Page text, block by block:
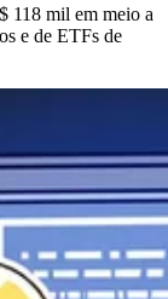
118 mil em meio a
e de ETFs de